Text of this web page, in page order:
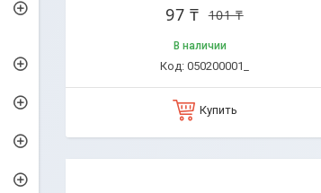
101 ₸
97 ₸
В наличии
050200001_
Купить